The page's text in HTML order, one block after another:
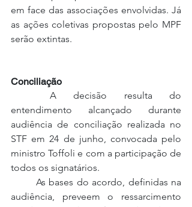
em face das associações envolvidas. Já
as ações coletivas propostas pelo MPF
serão extintas.
Conciliação
entendimento alcançado durante
audiência de conciliação realizada no
STF em 24 de junho, convocada pelo
ministro Toffoli e com a participação de
todos os signatários.
audiência, preveem o ressarcimento